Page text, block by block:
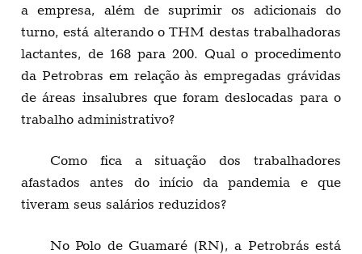
a empresa, além de suprimir os adicionais do
turno, está alterando o THM destas trabalhadoras
lactantes, de 168 para 200. Qual o procedimento
da Petrobras em relação às empregadas grávidas
de áreas insalubres que foram deslocadas para o
trabalho administrativo?
Como fica a situação dos trabalhadores
afastados antes do início da pandemia e que
tiveram seus salários reduzidos?
No Polo de Guamaré (RN), a Petrobrás está